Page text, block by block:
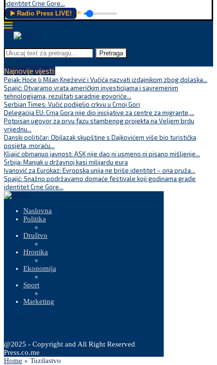
identitet Crne Gore...
▶️ Radio Press LIVE! 🔊
Pretraga
Najnovije vijesti:
Pejak: Hoće li Milan Knežević i Vučića nazvati izdajnikom zbog dolaska...
Spajić: Otvaramo vrata američkim investicijama i savremenim
tehnologijama, rezultati saradnje govoriće...
Serbian Times: Vučić podijelio crkvu u Crnoj Gori
Delegacija EU: Crna Gora nije dio inicijative za centre za migrante,...
Potpisan ugovor za prvu fazu stambenog projekta na Veljem brdu
vrijednu...
Danski političar: Obilazak skupštine s Dajkovićem više bio turistička
posjeta, moraću...
Kljajić obmanuo javnost: ASK nije dao ni usmeno ni pisano mišljenje...
Srbija: Manjak u državnoj kasi milijardu eura
Ivanović za Eurokaz: Evropska unija ne briše identitet – ona pruža...
Spajić: Snažno podržavamo domaće festivale koji godinama grade
identitet Crne Gore...
Naslovna
Politika
Društvo
Hronika
Ekonomija
Sport
Marketing
@2025 - Copyright and All Right Reserved
Press.co.me
Home » Tuzilastvo